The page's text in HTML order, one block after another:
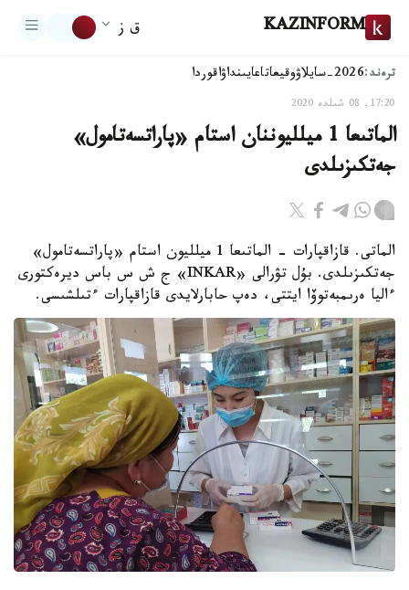
KAZINFORM ق ز
ترەند:2026-سايلاۋ وقيعاتاعايىنداۋاقوردا
17:20, 08 شىلدە 2020
الماتىعا 1 ميلليوننان استام «پاراتسەتامول»
جەتكىزىلدى
الماتى. قازاقپارات - الماتىعا 1 ميلليون استام «پاراتسەتامول»
جەتكىزىلدى. بۇل تۋرالى «INKAR» ج ش س باس ديرەكتورى
ءاليا ەرىمبەتوۆا ايتتى، دەپ حابارلايدى قازاقپارات ءتىلشىسى.